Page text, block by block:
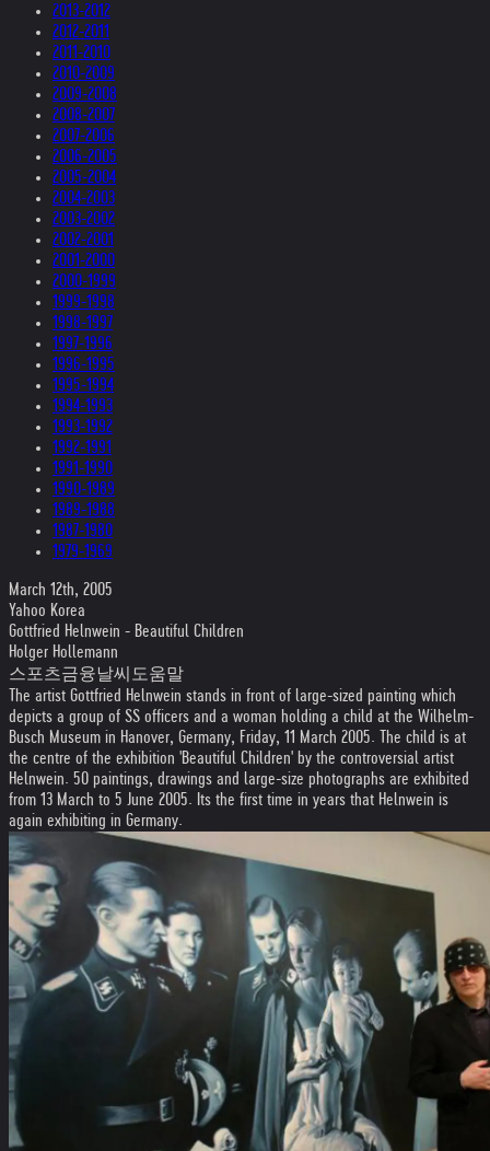
2013-2012
2012-2011
2011-2010
2010-2009
2009-2008
2008-2007
2007-2006
2006-2005
2005-2004
2004-2003
2003-2002
2002-2001
2001-2000
2000-1999
1999-1998
1998-1997
1997-1996
1996-1995
1995-1994
1994-1993
1993-1992
1992-1991
1991-1990
1990-1989
1989-1988
1987-1980
1979-1969
March 12th, 2005
Yahoo Korea
Gottfried Helnwein - Beautiful Children
Holger Hollemann
스포츠금융날씨도움말
The artist Gottfried Helnwein stands in front of large-sized painting which
depicts a group of SS officers and a woman holding a child at the Wilhelm-
Busch Museum in Hanover, Germany, Friday, 11 March 2005. The child is at
the centre of the exhibition 'Beautiful Children' by the controversial artist
Helnwein. 50 paintings, drawings and large-size photographs are exhibited
from 13 March to 5 June 2005. Its the first time in years that Helnwein is
again exhibiting in Germany.